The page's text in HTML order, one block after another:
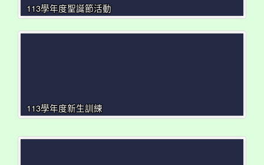
113學年度聖誕節活動
113學年度新生訓練